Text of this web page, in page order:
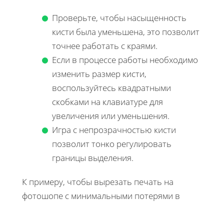
Проверьте, чтобы насыщенность
кисти была уменьшена, это позволит
точнее работать с краями.
Если в процессе работы необходимо
изменить размер кисти,
воспользуйтесь квадратными
скобками на клавиатуре для
увеличения или уменьшения.
Игра с непрозрачностью кисти
позволит тонко регулировать
границы выделения.
К примеру, чтобы вырезать печать на
фотошопе с минимальными потерями в